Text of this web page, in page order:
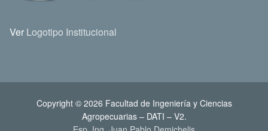
Ver Logotipo Institucional
Copyright © 2026 Facultad de Ingeniería y Ciencias
Agropecuarias – DATI – V2.